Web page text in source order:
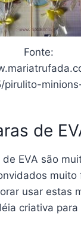
Fonte:
pirulito-
de
de EVA são
muito
usar estas
criativa